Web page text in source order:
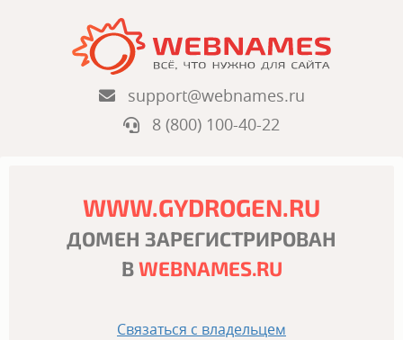
support@webnames.ru
8 (800) 100-40-22
WWW.GYDROGEN.RU
ДОМЕН ЗАРЕГИСТРИРОВАН
ВWEBNAMES.RU
Связаться с владельцем